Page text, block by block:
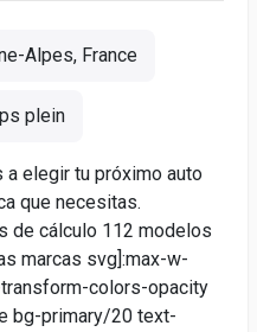
Alpes, France
plein
a elegir tu próximo auto
que necesitas.
de cálculo 112 modelos
marcas svg]:max-w-
colors-opacity
bg-primary/20 text-